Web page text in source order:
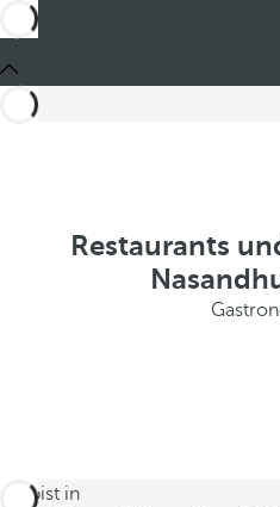
Restaurants
Du bist in